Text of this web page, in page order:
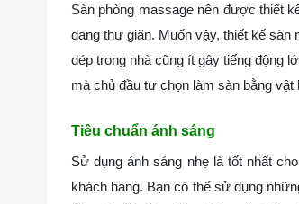
Sàn phòng massage nên được thiết
đang thư giãn. Muốn vậy, thiết kế
dép trong nhà cũng ít gây tiếng động
mà chủ đầu tư chọn làm sàn bằng
Tiêu chuẩn ánh sáng
Sử dụng ánh sáng nhẹ là tốt nhất
khách hàng. Bạn có thể sử dụng